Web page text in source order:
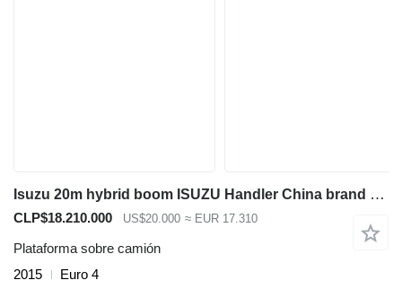
Isuzu 20m hybrid boom ISUZU Handler China brand upper aerial platform
CLP$18.210.000 US$20.000 ≈ EUR 17.310
Plataforma sobre camión
2015
Euro 4